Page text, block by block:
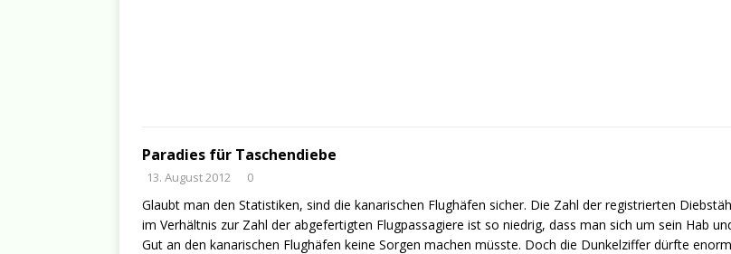
Paradies für Taschendiebe
13. August 2012 0
Glaubt man den Statistiken, sind die kanarischen Flughäfen sicher. Die Zahl der registrierten
im Verhältnis zur Zahl der abgefertigten Flugpassagiere ist so niedrig, dass man sich um sein Hab
Gut an den kanarischen Flughäfen keine Sorgen machen müsste. Doch die Dunkelziffer dürfte enorm